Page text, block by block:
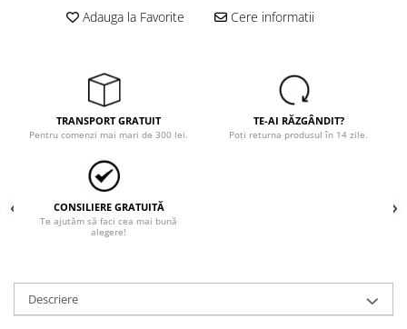
înaltă vizibilitate hi-vis
Pantaloni scurti
Salopetă cu pieptar
Adauga la Favorite Cere informatii
TRANSPORT GRATUIT
Pentru comenzi mai mari de 300 lei.
TE-AI RĂZGÂNDIT?
Poți returna produsul în 14 zile.
CONSILIERE GRATUITĂ
Te ajutăm să faci cea mai bună
alegere!
Descriere